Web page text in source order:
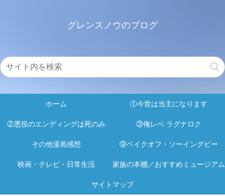
グレンスノウのブログ
ホーム ①今世は当主になります
②悪役のエンディングは死のみ ③俺レベ ラグナロク
その他漫画感想 ⑨ベイクオフ・ソーイングビー
映画・テレビ・日常生活 家族の本棚／おすすめミュージアム
サイトマップ